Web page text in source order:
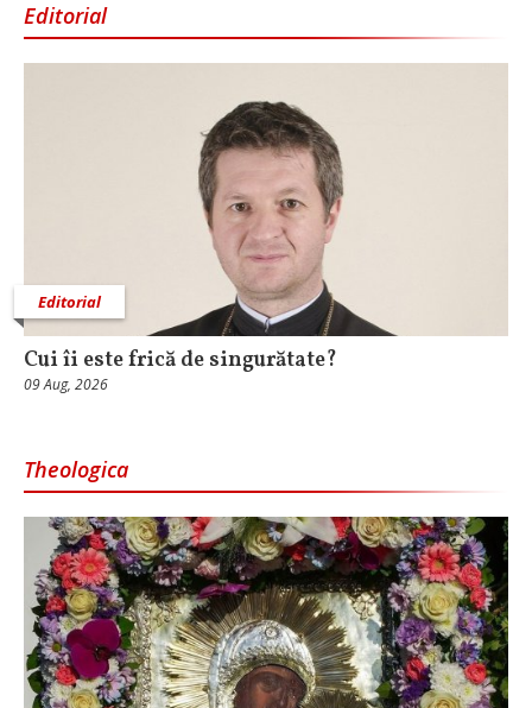
Editorial
Editorial
Cui îi este frică de singurătate?
09 Aug, 2026
Theologica